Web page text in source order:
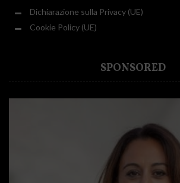
Dichiarazione sulla Privacy (UE)
Cookie Policy (UE)
SPONSORED